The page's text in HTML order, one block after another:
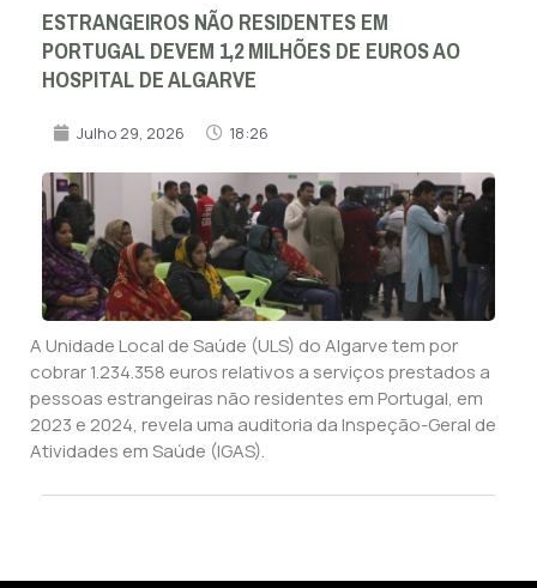
ESTRANGEIROS NÃO RESIDENTES EM
PORTUGAL DEVEM 1,2 MILHÕES DE EUROS AO
HOSPITAL DE ALGARVE
Julho 29, 2026 18:26
A Unidade Local de Saúde (ULS) do Algarve tem por
cobrar 1.234.358 euros relativos a serviços prestados a
pessoas estrangeiras não residentes em Portugal, em
2023 e 2024, revela uma auditoria da Inspeção-Geral de
Atividades em Saúde (IGAS).